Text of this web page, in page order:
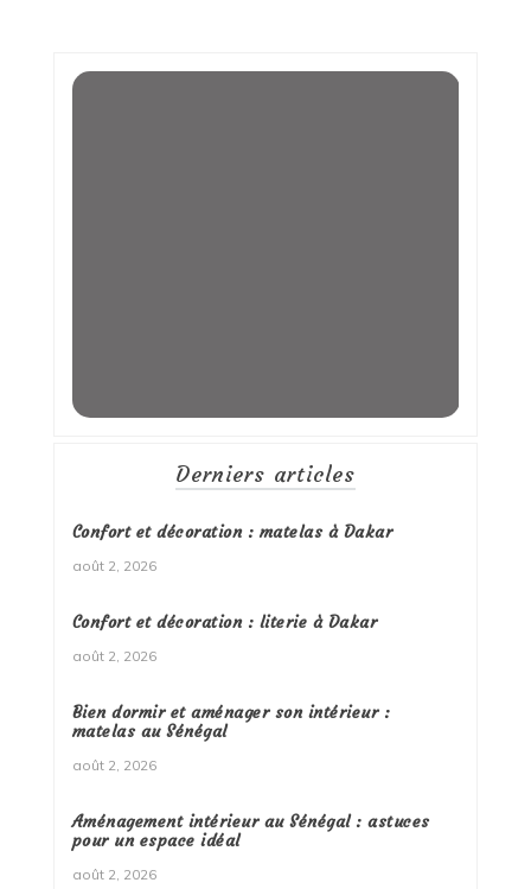
Derniers articles
Confort et décoration : matelas à Dakar
août 2, 2026
Confort et décoration : literie à Dakar
août 2, 2026
Bien dormir et aménager son intérieur :
matelas au Sénégal
août 2, 2026
Aménagement intérieur au Sénégal : astuces
pour un espace idéal
août 2, 2026